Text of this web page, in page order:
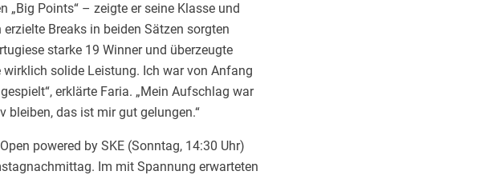
„Big Points“ – zeigte er seine Klasse und
Breaks in beiden Sätzen sorgten
starke 19 Winner und überzeugte
solide Leistung. Ich war von Anfang
erklärte Faria. „Mein Aufschlag war
das ist mir gut gelungen.“
powered by SKE (Sonntag, 14:30 Uhr)
Im mit Spannung erwarteten